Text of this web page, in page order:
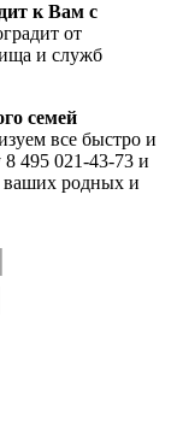
к Вам с
от
и служб
семей
все быстро и
495 021-43-73 и
родных и